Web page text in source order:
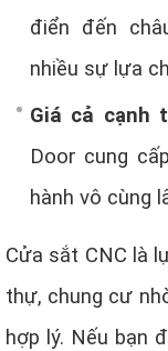
điển đến
nhiều sự lựa
Giá cả cạnh
Door cung
hành vô cùng
Cửa sắt CNC là
thự, chung cư
hợp lý. Nếu bạn